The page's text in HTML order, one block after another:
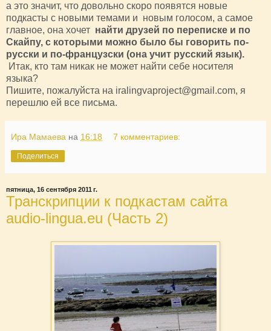
а это значит, что довольно скоро появятся новые
подкасты с новыми темами и новым голосом, а самое
главное, она хочет найти друзей по переписке и по
Скайпу, с которыми можно было бы говорить по-
русски и по-французски (она учит русский язык).
Итак, кто там никак не может найти себе носителя
языка?
Пишите, пожалуйста на iralingvaproject@gmail.com, я
перешлю ей все письма.
Ира Мамаева на 16:18 7 комментариев:
Поделиться
пятница, 16 сентября 2011 г.
Транскрипции к подкастам сайта
audio-lingua.eu (Часть 2)